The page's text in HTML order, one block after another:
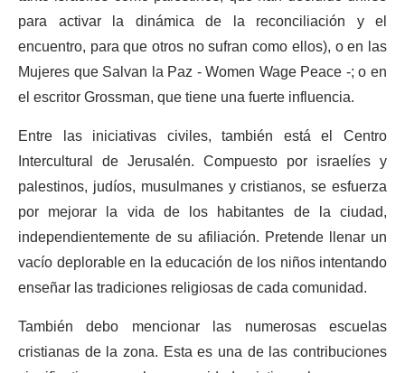
para activar la dinámica de la reconciliación y el
encuentro, para que otros no sufran como ellos), o en las
Mujeres que Salvan la Paz - Women Wage Peace -; o en
el escritor Grossman, que tiene una fuerte influencia.
Entre las iniciativas civiles, también está el Centro
Intercultural de Jerusalén. Compuesto por israelíes y
palestinos, judíos, musulmanes y cristianos, se esfuerza
por mejorar la vida de los habitantes de la ciudad,
independientemente de su afiliación. Pretende llenar un
vacío deplorable en la educación de los niños intentando
enseñar las tradiciones religiosas de cada comunidad.
También debo mencionar las numerosas escuelas
cristianas de la zona. Esta es una de las contribuciones